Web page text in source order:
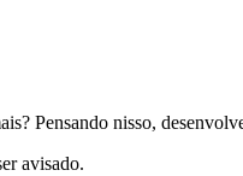
Pensando nisso,
avisado.